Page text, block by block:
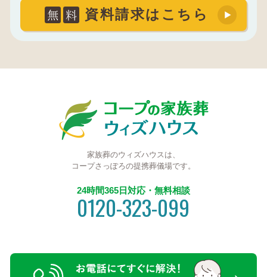
無 料 資料請求はこちら
家族葬のウィズハウスは、
コープさっぽろの提携葬儀場です。
24時間365日対応・無料相談
0120-323-099